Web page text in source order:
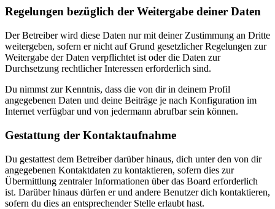
Regelungen bezüglich der Weitergabe deiner Daten
Der Betreiber wird diese Daten nur mit deiner Zustimmung an Dritte
weitergeben, sofern er nicht auf Grund gesetzlicher Regelungen zur
Weitergabe der Daten verpflichtet ist oder die Daten zur
Durchsetzung rechtlicher Interessen erforderlich sind.
Du nimmst zur Kenntnis, dass die von dir in deinem Profil
angegebenen Daten und deine Beiträge je nach Konfiguration im
Internet verfügbar und von jedermann abrufbar sein können.
Gestattung der Kontaktaufnahme
Du gestattest dem Betreiber darüber hinaus, dich unter den von dir
angegebenen Kontaktdaten zu kontaktieren, sofern dies zur
Übermittlung zentraler Informationen über das Board erforderlich
ist. Darüber hinaus dürfen er und andere Benutzer dich kontaktieren,
sofern du dies an entsprechender Stelle erlaubt hast.